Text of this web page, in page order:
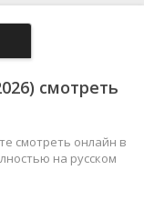
смотреть
смотреть онлайн в
на русском